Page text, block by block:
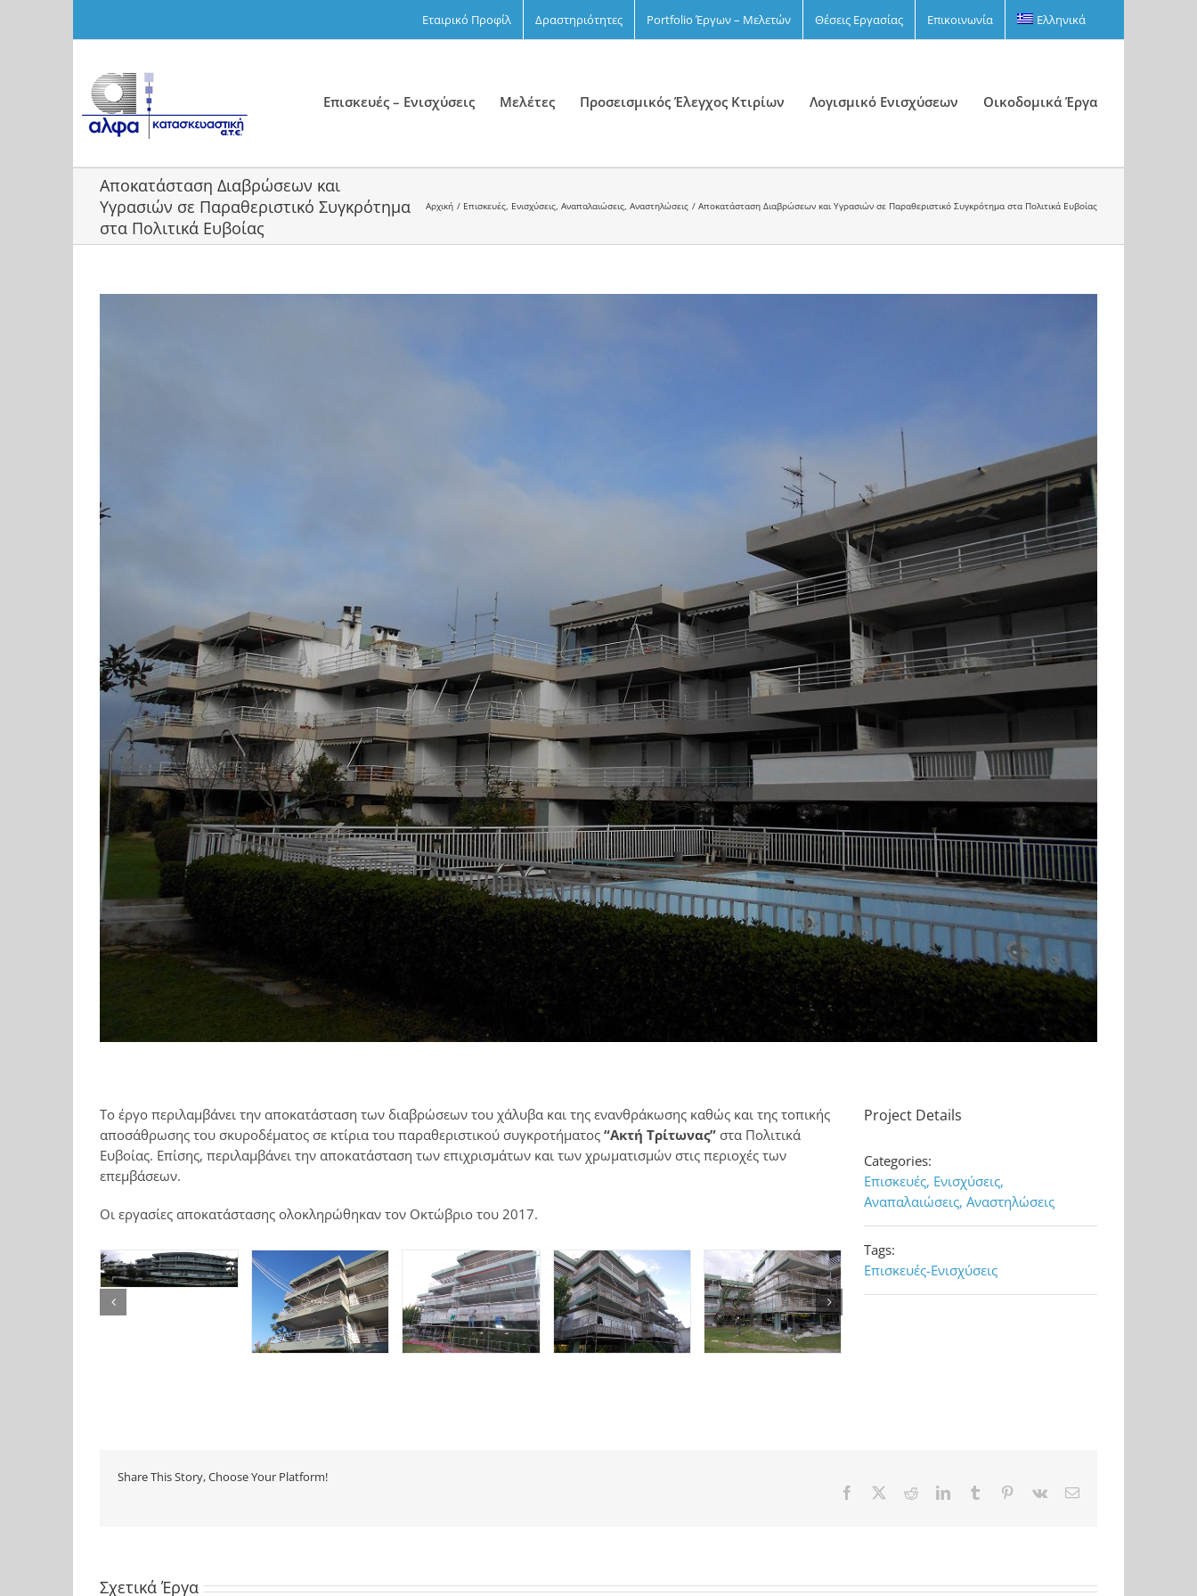
Εταιρικό Προφίλ Δραστηριότητες Portfolio Έργων – Μελετών Θέσεις Εργασίας Επικοινωνία Ελληνικά
Επισκευές – Ενισχύσεις Μελέτες Προσεισμικός Έλεγχος Κτιρίων Λογισμικό Ενισχύσεων Οικοδομικά Έργα
Αποκατάσταση Διαβρώσεων και
Υγρασιών σε Παραθεριστικό Συγκρότημα
στα Πολιτικά Ευβοίας
Αρχική Επισκευές, Ενισχύσεις, Αναπαλαιώσεις, Αναστηλώσεις Αποκατάσταση Διαβρώσεων και Υγρασιών σε Παραθεριστικό Συγκρότημα στα Πολιτικά Ευβοίας
Το έργο περιλαμβάνει την αποκατάσταση των διαβρώσεων του χάλυβα και της ενανθράκωσης καθώς και της τοπικής
αποσάθρωσης του σκυροδέματος σε κτίρια του παραθεριστικού συγκροτήματος “Ακτή Τρίτωνας” στα Πολιτικά
Ευβοίας. Επίσης, περιλαμβάνει την αποκατάσταση των επιχρισμάτων και των χρωματισμών στις περιοχές των
επεμβάσεων.
Οι εργασίες αποκατάστασης ολοκληρώθηκαν τον Οκτώβριο του 2017.
Project Details
Categories:
Επισκευές, Ενισχύσεις,
Αναπαλαιώσεις, Αναστηλώσεις
Tags:
Επισκευές-Ενισχύσεις
Share This Story, Choose Your Platform!
Facebook RedditLinkedInTumblr Pinterest
Vk
Ηλ.
Σχετικά Έργα